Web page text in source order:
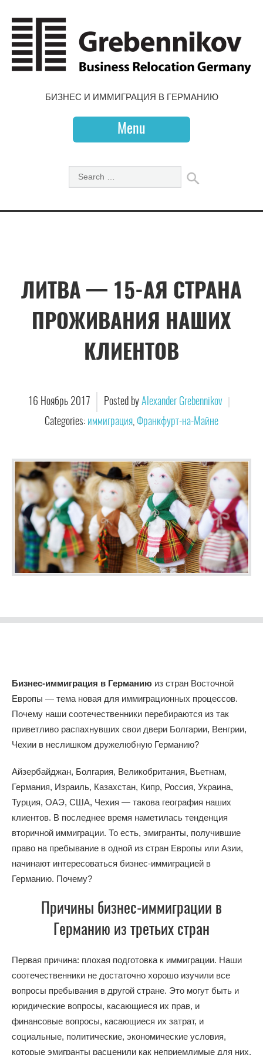
БИЗНЕС И ИММИГРАЦИЯ В ГЕРМАНИЮ
Menu
ЛИТВА — 15-АЯ СТРАНА
ПРОЖИВАНИЯ НАШИХ
КЛИЕНТОВ
16 Ноябрь 2017 Posted by Alexander Grebennikov
Categories: иммиграция Франкфурт-на-Майне
Бизнес-иммиграция в Германию из стран Восточной
Европы — тема новая для иммиграционных процессов.
Почему наши соотечественники перебираются из так
приветливо распахнувших свои двери Болгарии, Венгрии,
Чехии в неслишком дружелюбную Германию?
Айзербайджан, Болгария, Великобритания, Вьетнам,
Германия, Израиль, Казахстан, Кипр, Россия, Украина,
Турция, ОАЭ, США, Чехия — такова география наших
клиентов. В последнее время наметилась тенденция
вторичной иммиграции. То есть, эмигранты, получившие
право на пребывание в одной из стран Европы или Азии,
начинают интересоваться бизнес-иммиграцией в
Германию. Почему?
Причины бизнес-иммиграции в
Германию из третьих стран
Первая причина: плохая подготовка к иммиграции. Наши
соотечественники не достаточно хорошо изучили все
вопросы пребывания в другой стране. Это могут быть и
юридические вопросы, касающиеся их прав, и
финансовые вопросы, касающиеся их затрат, и
социальные, политические, экономические условия,
которые эмигранты расценили как неприемлимые для них.